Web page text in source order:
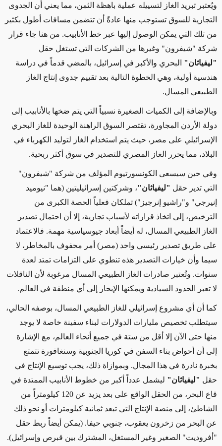
ويُعتبر تبريد الغاز لتسييله عملية باهظة الثمن، مما يعني أن الجدوى
التجارية للسوق تستوجب منها عادةً أن تتضمن مسافات أطول بكثير
من تلك التي يمكن الوصول إليها عبر خط الأنابيب. من هنا جاء قرار
شركة "شيفرون" وغيرها من الشركات التي تستغل حقل
"ليفياثان" البحري والأكبر في إسرائيل، بالمضي قدماً في دراسة
هندسية أولية، وهي الخطوة التالية بعد تقييم جدوى إنتاج الغاز
الطبيعي المسال.
وبالإضافة إلى الكميات الصغيرة نسبياً التي يتم ضخها بالأنابيب إلى
دولة الأردن المجاورة، تقتصر السوق الراهنة الوحيدة للغاز البحري
الإسرائيلي على مصر، حيث يتم استخدام الغاز لتوليد الكهرباء في
البلاد، مما يحرر الغاز المصري للتصدير في سوق أكثر ربحية.
وفي حين سيسعى الكونسورتيوم المؤلف من شركة "شيفرون"
التي تدير حقل "ليفياثان"، وشركتين إسرائيليتين (هما "نيوميد
إنيرجي" و"راشيو إنرجيز") تملكان فعلياً الحصة الكبرى من
الترخيص، إلى اتخاذ قراراته لأسباب تجارية، إلا أن احتمال تصدير
الغاز الطبيعي المسال، له أيضاً أبعاد جيوسياسية مهمة. فالاعتماد
على طريق تصدير رئيسي واحد (مصر) أمر محفوف بالمخاطر، لا
سيما وأن خيارات التصدير هذه تنطوي على التزامات تمتد لعدة
سنوات. وتُعتبر صادرات الغاز الطبيعي المسال مرغوبة لأن الناقلات
لا تعبر الحدود السيادية ويمكنها الإبحار إلى أي منطقة في العالم.
كما أن أي مشروع إسرائيلي للغاز الطبيعي المسال، بوصفه الحالي،
سيتطلب تخصيص مليارات الدولارات لبناء سفينة خاصة لا يوجد
منها حتى الآن إلا أقل من ستة في جميع أنحاء العالم، مع الإشارة
إلى أن أحواض بناء السفن في كوريا الجنوبية وسنغافورة تتمتع
بخبرة نادرة في هذا المجال. وبموازاة ذلك، يجب توسيع الإنتاج في
حقل "ليفياثان" ليشمل عدداً أكبر من خطوط الأنابيب الممتدة في
قاع البحر، من الحقل الواقع على بعد يزيد عن 120 كيلومتراً من
الشاطئ، إلى منصة الإنتاج التي تبعد ثمانية كيلومترات أو نحو ذلك
عن البحر من زخرون يعقوب، جنوبي حيفا. (يمكن أيضاً ربط حقل
"أفروديت" الصغير وغير المستغل، المشترك بين قبرص وإسرائيل).